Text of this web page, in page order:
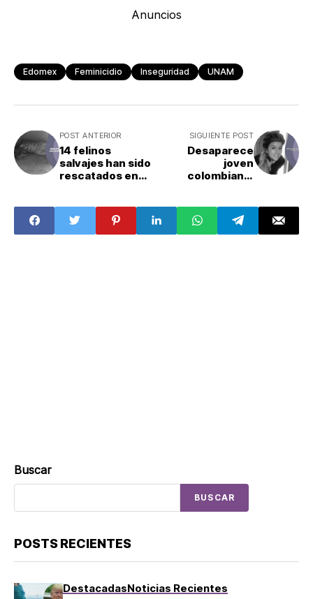
Anuncios
Edomex Feminicidio Inseguridad UNAM
POST ANTERIOR
14 felinos
salvajes han sido
rescatados en
Sinaloa
SIGUIENTE POST
Desaparece
joven
colombiana,
investigan
posible trata
Buscar
BUSCAR
POSTS RECIENTES
DestacadasNoticias Recientes